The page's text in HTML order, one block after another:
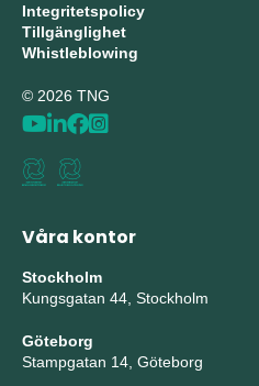
Integritetspolicy
Tillgänglighet
Whistleblowing
© 2026 TNG
Våra kontor
Stockholm
Kungsgatan 44, Stockholm
Göteborg
Stampgatan 14, Göteborg